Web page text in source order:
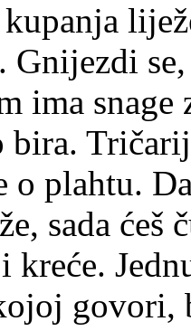
liježe
Gnijezdi
ima snage
o plahtu.
sada
kreće.
govori,